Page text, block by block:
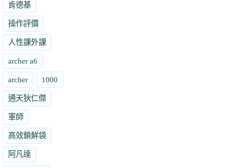
肯德基
操作評價
人性課外課
archer a6
archer 1000
通天狄仁傑
軍師
高效鎖鮮袋
阿凡達